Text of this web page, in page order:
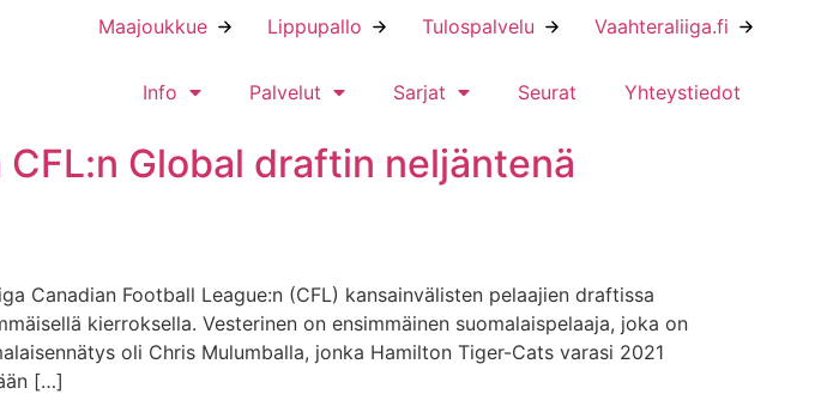
Maajoukkue Lippupallo Tulospalvelu Vaahteraliiga.fi
Info Palvelut Sarjat Seurat Yhteystiedot
Global draftin neljäntenä
Canadian Football League:n (CFL) kansainvälisten pelaajien draftissa
kierroksella. Vesterinen on ensimmäinen suomalaispelaaja, joka on
oli Chris Mulumballa, jonka Hamilton Tiger-Cats varasi 2021
[…]